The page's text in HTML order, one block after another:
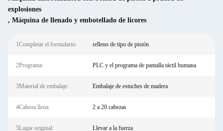
explosiones
, Máquina de llenado y embotellado de licores
1Completar el formulario: relleno de tipo de pistón
2Programa: PLC y el programa de pantalla táctil humana
3Material de embalaje: Embalaje de estuches de madera
4Cabeza llena: 2 a 20 cabezas
5Lugar original: Llevar a la fuerza